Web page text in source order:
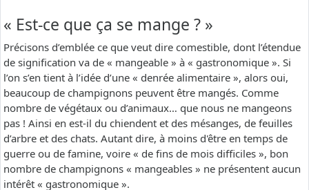
« Est-ce que ça se mange ? »
Précisons d’emblée ce que veut dire comestible, dont l’étendue
de signification va de « mangeable » à « gastronomique ». Si
l’on s’en tient à l’idée d’une « denrée alimentaire », alors oui,
beaucoup de champignons peuvent être mangés. Comme
nombre de végétaux ou d’animaux… que nous ne mangeons
pas ! Ainsi en est-il du chiendent et des mésanges, de feuilles
d’arbre et des chats. Autant dire, à moins d'être en temps de
guerre ou de famine, voire « de fins de mois difficiles », bon
nombre de champignons « mangeables » ne présentent aucun
intérêt « gastronomique ».